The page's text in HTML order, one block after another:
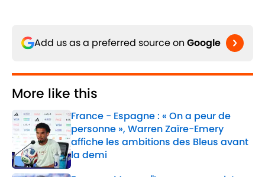
Add us as a preferred source on Google
More like this
France - Espagne : « On a peur de
personne », Warren Zaïre-Emery
affiche les ambitions des Bleus avant
la demi
Published by on Invalid Date